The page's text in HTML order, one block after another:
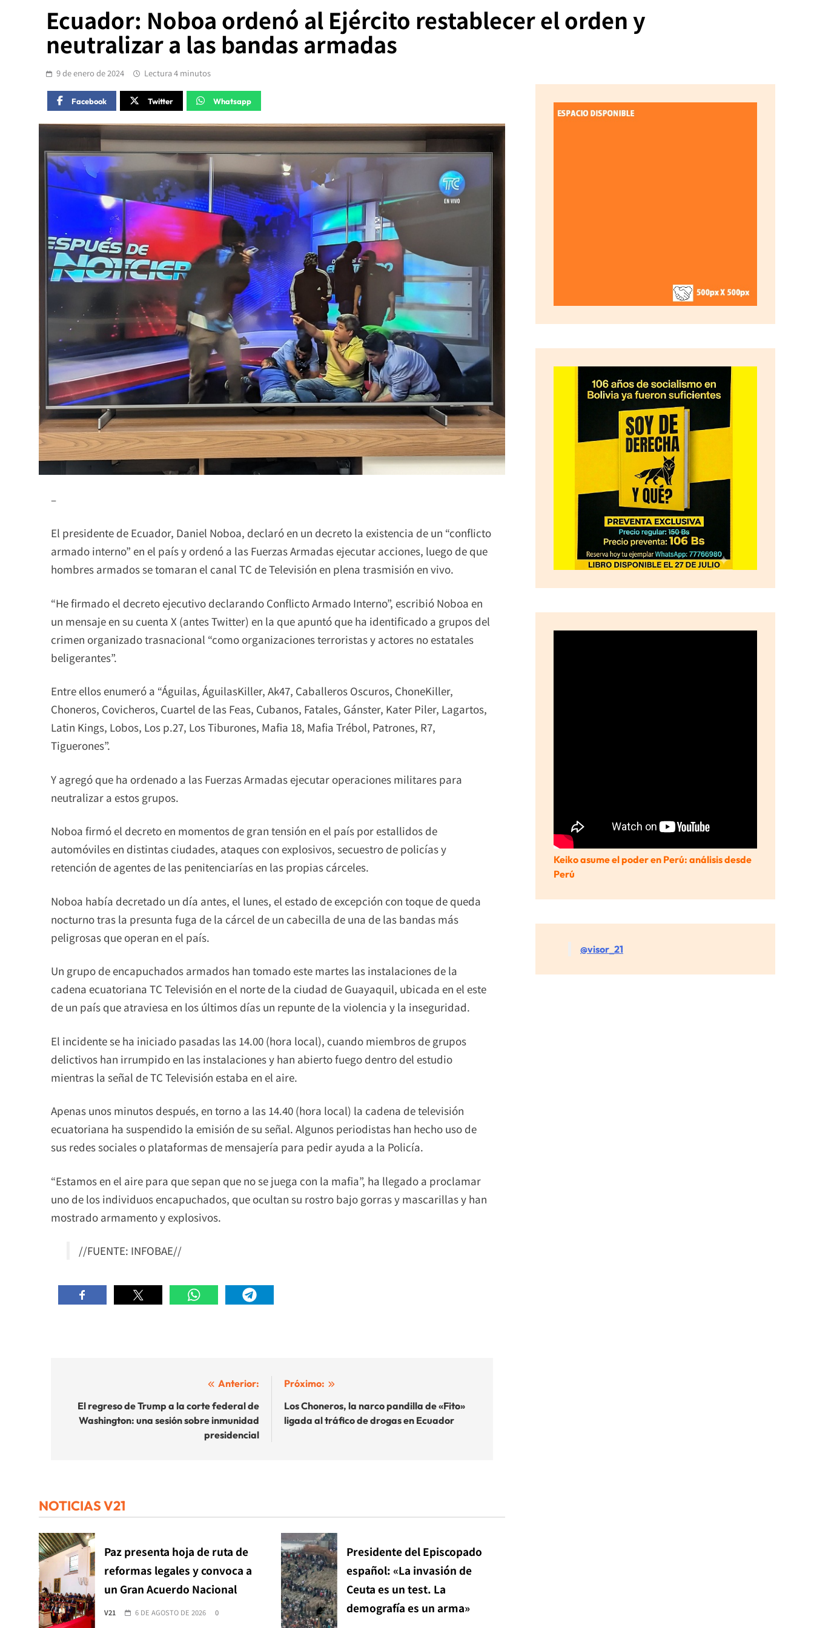
Ecuador: Noboa ordenó al Ejército restablecer el orden y
neutralizar a las bandas armadas
9 de enero de 2024 Lectura 4 minutos
Facebook Twitter Whatsapp
–
El presidente de Ecuador, Daniel Noboa, declaró en un decreto la existencia de un “conflicto
armado interno” en el país y ordenó a las Fuerzas Armadas ejecutar acciones, luego de que
hombres armados se tomaran el canal TC de Televisión en plena trasmisión en vivo.
“He firmado el decreto ejecutivo declarando Conflicto Armado Interno”, escribió Noboa en
un mensaje en su cuenta X (antes Twitter) en la que apuntó que ha identificado a grupos del
crimen organizado trasnacional “como organizaciones terroristas y actores no estatales
beligerantes”.
Entre ellos enumeró a “Águilas, ÁguilasKiller, Ak47, Caballeros Oscuros, ChoneKiller,
Choneros, Covicheros, Cuartel de las Feas, Cubanos, Fatales, Gánster, Kater Piler, Lagartos,
Latin Kings, Lobos, Los p.27, Los Tiburones, Mafia 18, Mafia Trébol, Patrones, R7,
Tiguerones”.
Y agregó que ha ordenado a las Fuerzas Armadas ejecutar operaciones militares para
neutralizar a estos grupos.
Noboa firmó el decreto en momentos de gran tensión en el país por estallidos de
automóviles en distintas ciudades, ataques con explosivos, secuestro de policías y
retención de agentes de las penitenciarías en las propias cárceles.
Noboa había decretado un día antes, el lunes, el estado de excepción con toque de queda
nocturno tras la presunta fuga de la cárcel de un cabecilla de una de las bandas más
peligrosas que operan en el país.
Un grupo de encapuchados armados han tomado este martes las instalaciones de la
cadena ecuatoriana TC Televisión en el norte de la ciudad de Guayaquil, ubicada en el este
de un país que atraviesa en los últimos días un repunte de la violencia y la inseguridad.
El incidente se ha iniciado pasadas las 14.00 (hora local), cuando miembros de grupos
delictivos han irrumpido en las instalaciones y han abierto fuego dentro del estudio
mientras la señal de TC Televisión estaba en el aire.
Apenas unos minutos después, en torno a las 14.40 (hora local) la cadena de televisión
ecuatoriana ha suspendido la emisión de su señal. Algunos periodistas han hecho uso de
sus redes sociales o plataformas de mensajería para pedir ayuda a la Policía.
“Estamos en el aire para que sepan que no se juega con la mafia”, ha llegado a proclamar
uno de los individuos encapuchados, que ocultan su rostro bajo gorras y mascarillas y han
mostrado armamento y explosivos.
//FUENTE: INFOBAE//
de
entradas
Anterior:
El regreso de Trump a la corte federal de
Washington: una sesión sobre inmunidad
presidencial
Próximo:
Los Choneros, la narco pandilla de «Fito»
ligada al tráfico de drogas en Ecuador
NOTICIAS V21
Paz presenta hoja de ruta de
reformas legales y convoca a
un Gran Acuerdo Nacional
V21 6 DE AGOSTO DE 2026 0
Presidente del Episcopado
español: «La invasión de
Ceuta es un test. La
demografía es un arma»
Keiko asume el poder en Perú: análisis desde
Perú
@visor_21